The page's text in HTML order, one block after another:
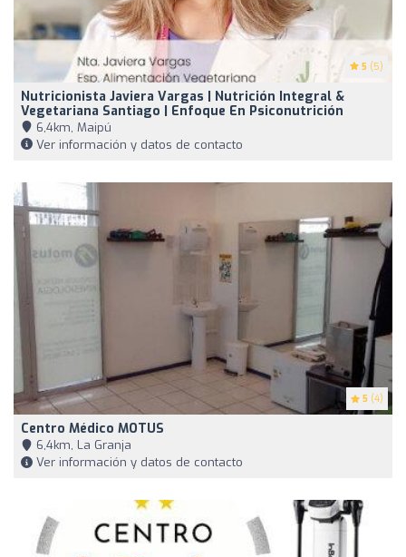
5 (5)
Nutricionista Javiera Vargas | Nutrición Integral &
Vegetariana Santiago | Enfoque En Psiconutrición
6,4km, Maipú
Ver información y datos de contacto
5 (4)
Centro Médico MOTUS
6,4km, La Granja
Ver información y datos de contacto